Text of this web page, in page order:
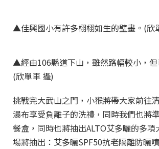
▲佳興國小有許多栩栩如生的壁畫。(欣
▲經由106縣道下山，雖然路幅較小，但
(欣單車 攝)
挑戰完大武山之門，小猴將帶大家前往
瀑布享受負離子的洗禮，同時我們也將
餐盒，同時也將抽出ALTO艾多曬的多項
場將抽出：艾多曬SPF50抗老隔離防曬